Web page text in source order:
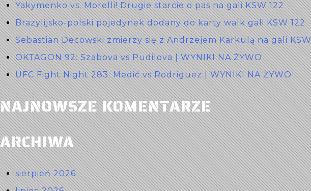
Yakymenko vs. Morelli! Drugie starcie o pas na gali KSW 122
Brazylijsko-polski pojedynek dodany do karty walk gali KSW 122
Sebastian Decowski zmierzy się z Andrzejem Karkulą na gali
OKTAGON 92: Szabova vs Pudilova | WYNIKI NA ŻYWO
UFC Fight Night 283: Medić vs Rodriguez | WYNIKI NA ŻYWO
NAJNOWSZE KOMENTARZE
ARCHIWA
sierpień 2026